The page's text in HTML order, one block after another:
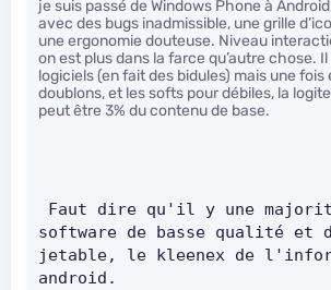
je suis passé de Windows Phone à
avec des bugs inadmissible, une grille
une ergonomie douteuse. Niveau
on est plus dans la farce qu’autre chose. Il
logiciels (en fait des bidules) mais une fois
doublons, et les softs pour débiles, la
peut être 3% du contenu de base.
software de basse qualité et
jetable, le kleenex de
android.